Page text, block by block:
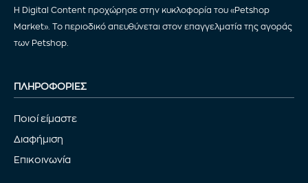
Η Digital Content προχώρησε στην κυκλοφορία του «Petshop
Market». Το περιοδικό απευθύνεται στον επαγγελματία της αγοράς
των Petshop.
ΠΛΗΡΟΦΟΡΙΕΣ
Ποιοί είμαστε
Διαφήμιση
Επικοινωνία